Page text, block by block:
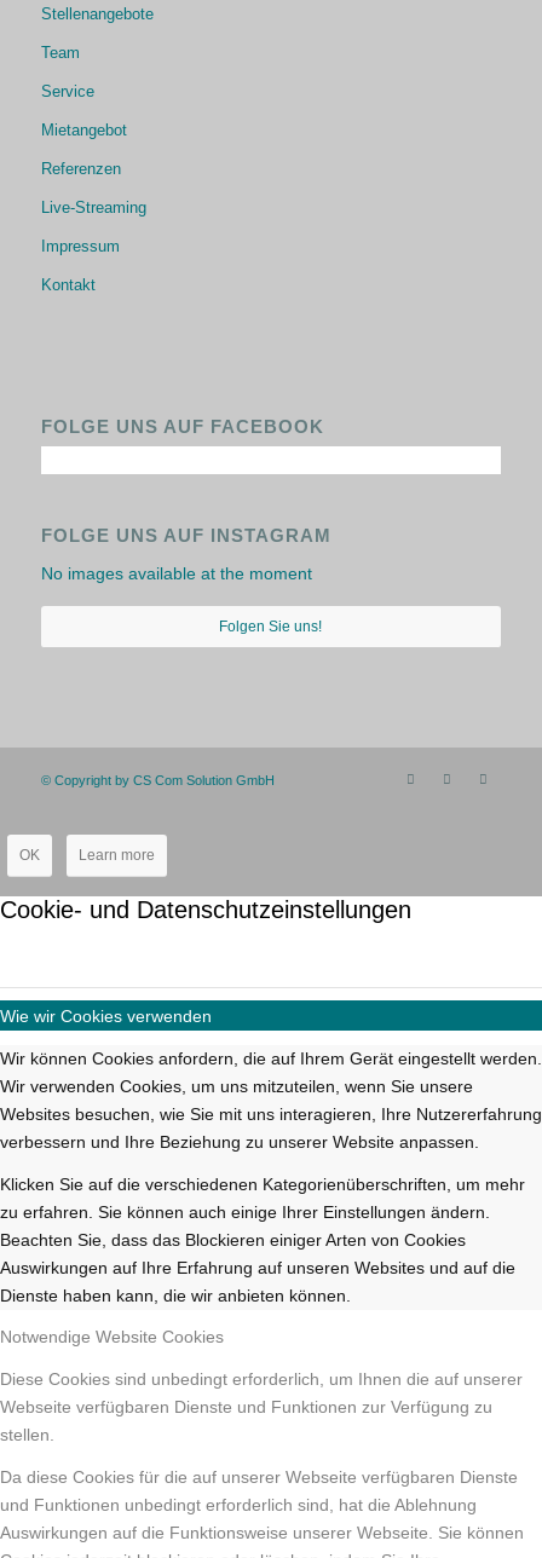
Stellenangebote
Team
Service
Mietangebot
Referenzen
Live-Streaming
Impressum
Kontakt
FOLGE UNS AUF FACEBOOK
FOLGE UNS AUF INSTAGRAM
No images available at the moment
Folgen Sie uns!
© Copyright by CS Com Solution GmbH
OK Learn more
Cookie- und Datenschutzeinstellungen
Wie wir Cookies verwenden
Wir können Cookies anfordern, die auf Ihrem Gerät eingestellt werden.
Wir verwenden Cookies, um uns mitzuteilen, wenn Sie unsere
Websites besuchen, wie Sie mit uns interagieren, Ihre Nutzererfahrung
verbessern und Ihre Beziehung zu unserer Website anpassen.
Klicken Sie auf die verschiedenen Kategorienüberschriften, um mehr
zu erfahren. Sie können auch einige Ihrer Einstellungen ändern.
Beachten Sie, dass das Blockieren einiger Arten von Cookies
Auswirkungen auf Ihre Erfahrung auf unseren Websites und auf die
Dienste haben kann, die wir anbieten können.
Notwendige Website Cookies
Diese Cookies sind unbedingt erforderlich, um Ihnen die auf unserer
Webseite verfügbaren Dienste und Funktionen zur Verfügung zu
stellen.
Da diese Cookies für die auf unserer Webseite verfügbaren Dienste
und Funktionen unbedingt erforderlich sind, hat die Ablehnung
Auswirkungen auf die Funktionsweise unserer Webseite. Sie können